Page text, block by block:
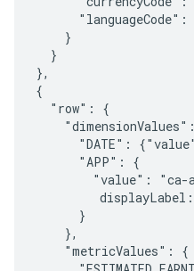
"languageCode":
    }
  }
},
{
  "row": {
"DATE":
      "APP": {
"value": "ca-
      }
    },
    "metricValues": {